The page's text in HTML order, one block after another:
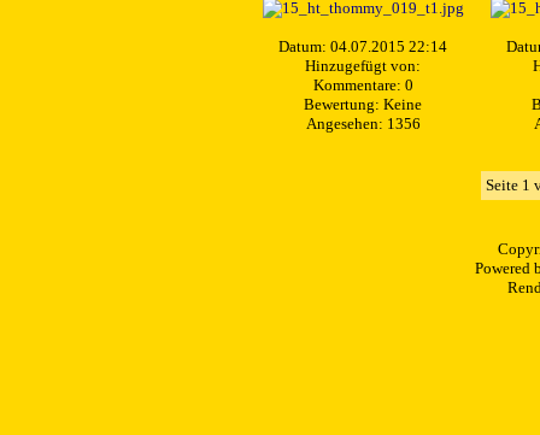
Datum: 04.07.2015 22:14
Hinzugefügt von:
Kommentare: 0
Bewertung: Keine
Angesehen: 1356
Seite 1
Powered